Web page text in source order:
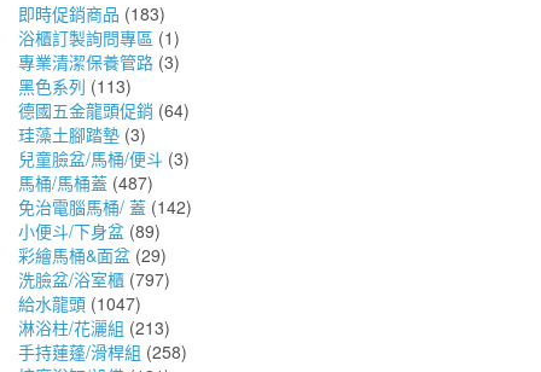
即時促銷商品 (183)
浴櫃訂製詢問專區 (1)
專業清潔保養管路 (3)
黑色系列 (113)
德國五金龍頭促銷 (64)
珪藻土腳踏墊 (3)
兒童臉盆/馬桶/便斗 (3)
馬桶/馬桶蓋 (487)
免治電腦馬桶/ 蓋 (142)
小便斗/下身盆 (89)
彩繪馬桶&面盆 (29)
洗臉盆/浴室櫃 (797)
給水龍頭 (1047)
淋浴柱/花灑組 (213)
手持蓮蓬/滑桿組 (258)